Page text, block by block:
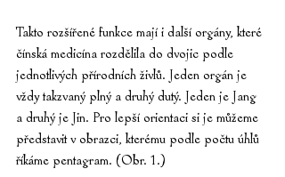
Takto rozšířené funkce mají i další orgány, které
čínská medicína rozdělila do dvojic podle
jednotlivých přírodních živlů. Jeden orgán je
vždy takzvaný plný a druhý dutý. Jeden je Jang
a druhý je Jin. Pro lepší orientaci si je můžeme
představit v obrazci, kterému podle počtu úhlů
říkáme pentagram. (Obr. 1.)